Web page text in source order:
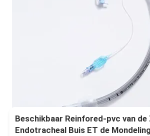
Beschikbaar Reinfored-pvc van de
Endotracheal Buis ET de